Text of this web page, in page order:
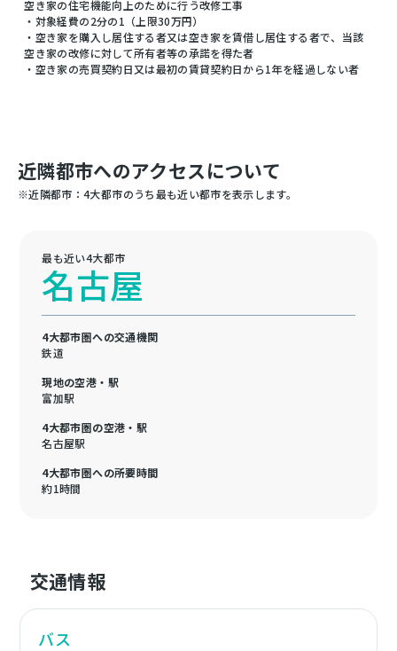
空き家の住宅機能向上のために行う改修工事
・対象経費の2分の1（上限30万円）
・空き家を購入し居住する者又は空き家を賃借し居住する者で、当該
空き家の改修に対して所有者等の承諾を得た者
・空き家の売買契約日又は最初の賃貸契約日から1年を経過しない者
近隣都市へのアクセスについて
※近隣都市：4大都市のうち最も近い都市を表示します。
最も近い4大都市
名古屋
4大都市圏への交通機関
鉄道
現地の空港・駅
富加駅
4大都市圏の空港・駅
名古屋駅
4大都市圏への所要時間
約1時間
交通情報
バス